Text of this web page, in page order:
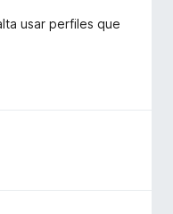
usar perfiles que